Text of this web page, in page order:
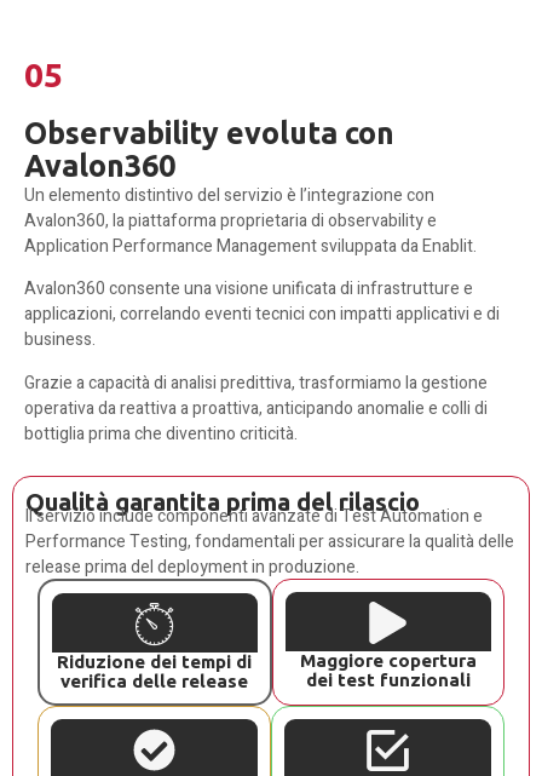
05
Observability evoluta con
Avalon360
Un elemento distintivo del servizio è l’integrazione con
Avalon360, la piattaforma proprietaria di observability e
Application Performance Management sviluppata da Enablit.
Avalon360 consente una visione unificata di infrastrutture e
applicazioni, correlando eventi tecnici con impatti applicativi e di
business.
Grazie a capacità di analisi predittiva, trasformiamo la gestione
operativa da reattiva a proattiva, anticipando anomalie e colli di
bottiglia prima che diventino criticità.
Qualità garantita prima del rilascio
Il servizio include componenti avanzate di Test Automation e
Performance Testing, fondamentali per assicurare la qualità delle
release prima del deployment in produzione.
Riduzione dei tempi di
verifica delle release
Maggiore copertura
dei test funzionali